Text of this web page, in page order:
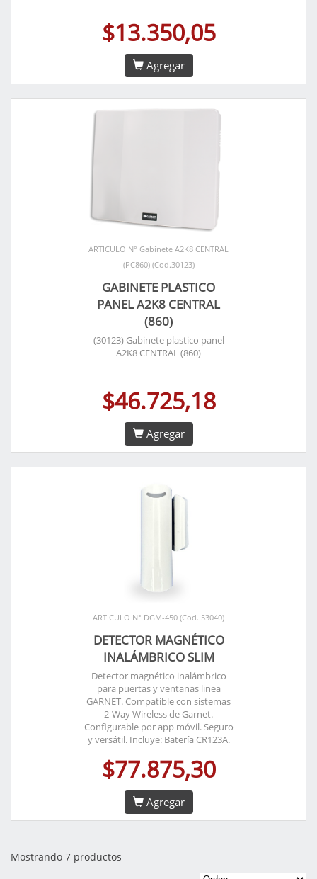
$13.350,05
Agregar
ARTICULO N° Gabinete A2K8 CENTRAL
(PC860) (Cod.30123)
GABINETE PLASTICO
PANEL A2K8 CENTRAL
(860)
(30123) Gabinete plastico panel
A2K8 CENTRAL (860)
$46.725,18
Agregar
ARTICULO N° DGM-450 (Cod. 53040)
DETECTOR MAGNÉTICO
INALÁMBRICO SLIM
Detector magnético inalámbrico
para puertas y ventanas linea
GARNET. Compatible con sistemas
2-Way Wireless de Garnet.
Configurable por app móvil. Seguro
y versátil. Incluye: Batería CR123A.
$77.875,30
Agregar
Mostrando 7 productos